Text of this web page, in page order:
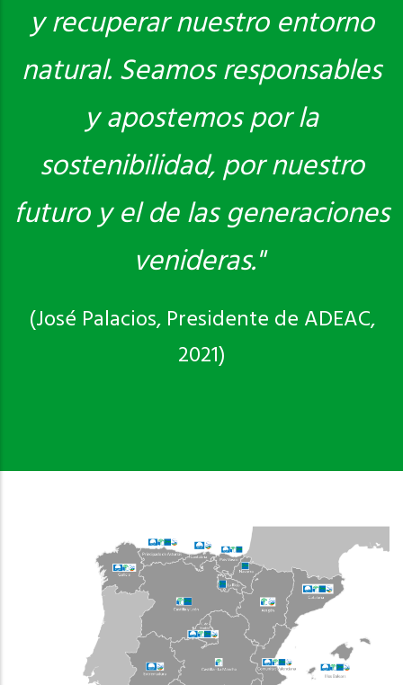
y recuperar nuestro entorno
natural. Seamos responsables
y apostemos por la
sostenibilidad, por nuestro
futuro y el de las generaciones
venideras."
(José Palacios, Presidente de ADEAC,
2021)